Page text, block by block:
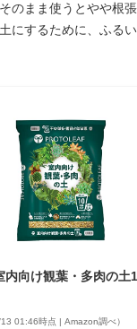
のまま使うとやや根張
にするために、ふる
内向け観葉・多肉の土
13 01:46時点 | Amazon調べ）